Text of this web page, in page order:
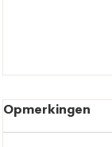
Opmerkingen